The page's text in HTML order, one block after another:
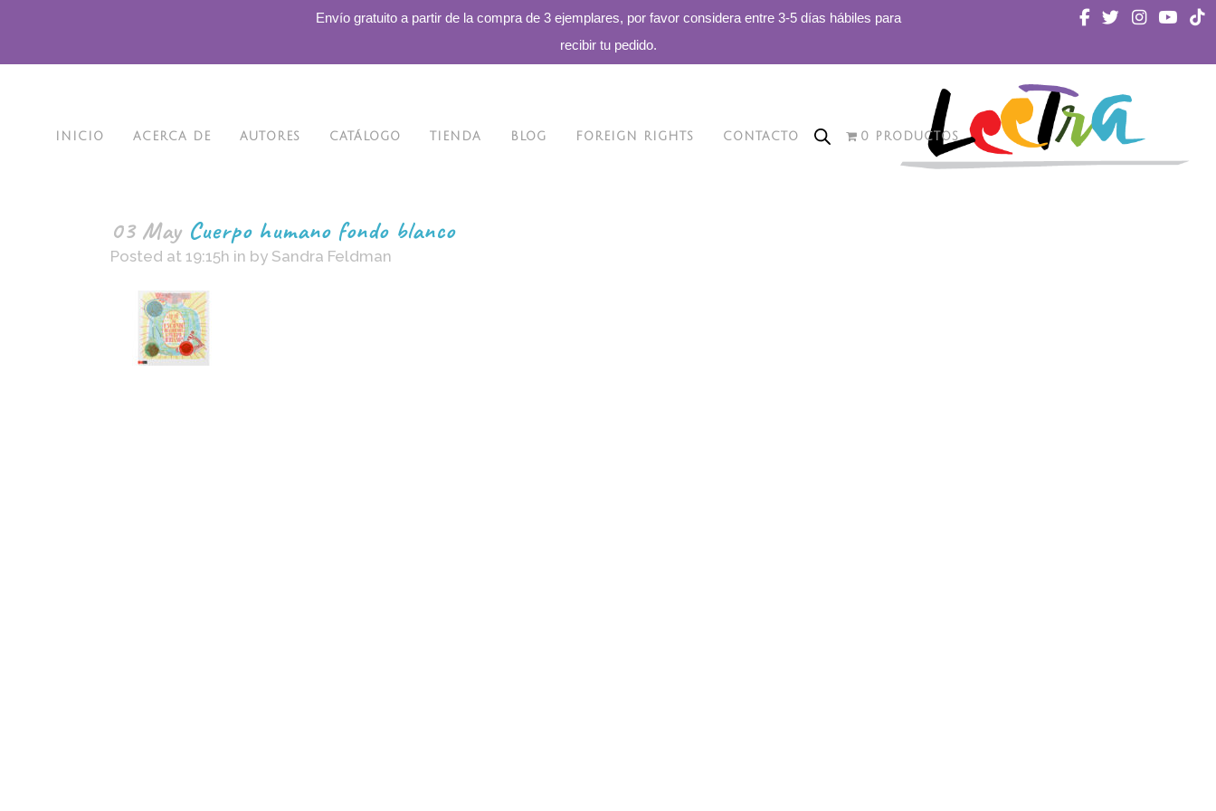
Envío gratuito a partir de la compra de 3 ejemplares, por favor considera entre 3-5 días hábiles para
recibir tu pedido.
INICIO ACERCA DE AUTORES CATÁLOGO TIENDA BLOG FOREIGN RIGHTS CONTACTO 0 PRODUCTOS
03 MayCuerpo humano fondo blanco
Posted at 19:15h in by Sandra Feldman